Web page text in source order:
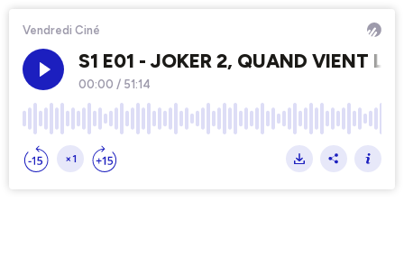
Vendredi Ciné
S1 E01 - JOKER 2, QUAND VIENT
00:00 / 51:14
×1